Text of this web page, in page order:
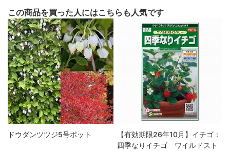
この商品を買った人にはこちらも人気です
ドウダンツツジ5号ポット
【有効期限26年10月】イチゴ：
四季なりイチゴ ワイルドスト